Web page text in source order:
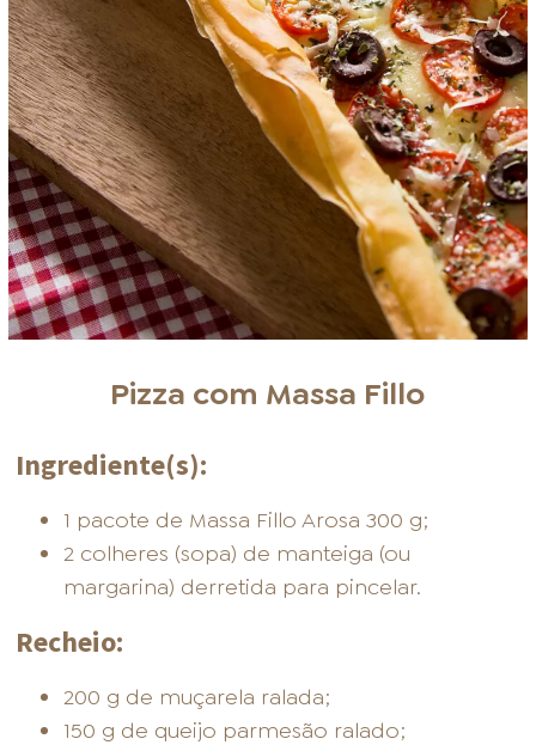
Pizza com Massa Fillo
Ingrediente(s):
1 pacote de Massa Fillo Arosa 300 g;
2 colheres (sopa) de manteiga (ou
margarina) derretida para pincelar.
Recheio:
200 g de muçarela ralada;
150 g de queijo parmesão ralado;